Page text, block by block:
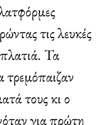
τις λευκές
Τα
τρεμόπαιζαν
τους κι ο
για πρώτη